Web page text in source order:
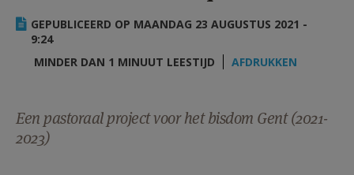
AANMELDEN OF REGISTREREN
GEPUBLICEERD OP MAANDAG 23 AUGUSTUS 2021 -
9:24
MINDER DAN 1 MINUUT LEESTIJD
AFDRUKKEN
Een pastoraal project voor het bisdom Gent (2021-
2023)